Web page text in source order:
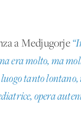
a Medjugorje
era molto, ma
tanto
opera